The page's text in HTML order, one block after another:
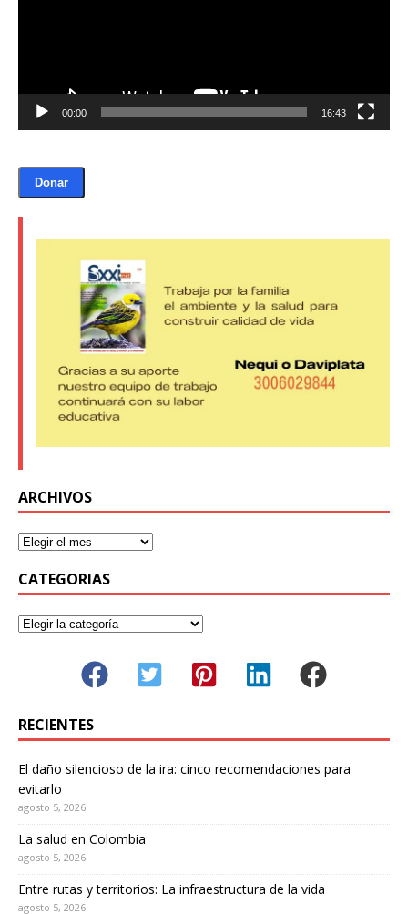
00:00 16:43
Donar
ARCHIVOS
CATEGORIAS
RECIENTES
El daño silencioso de la ira: cinco recomendaciones para
evitarlo
agosto 5, 2026
La salud en Colombia
agosto 5, 2026
Entre rutas y territorios: La infraestructura de la vida
agosto 5, 2026